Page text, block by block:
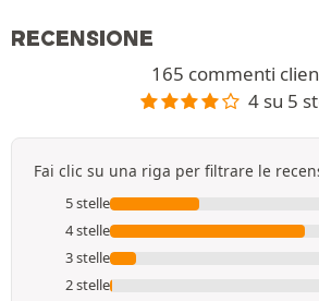
RECENSIONE
165 commenti
4 su 5
Fai clic su una riga per filtrare le
5 stelle
4 stelle
3 stelle
2 stelle